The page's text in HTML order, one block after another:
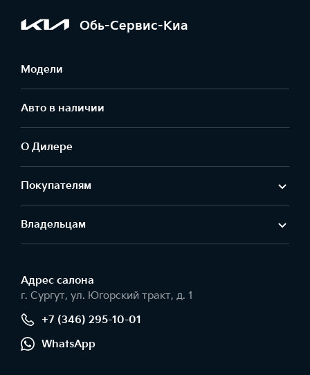
Обь-Сервис-Киа
Модели
Авто в наличии
О Дилере
Покупателям
Владельцам
Адрес салонa
г. Сургут, ул. Югорский тракт, д. 1
+7 (346) 295-10-01
WhatsApp